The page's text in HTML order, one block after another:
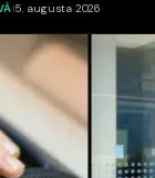
5. augusta 2026